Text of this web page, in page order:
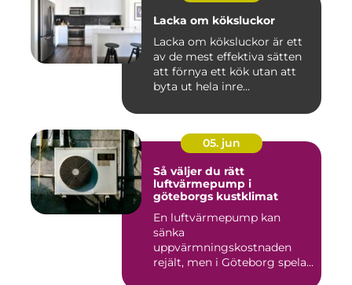
Lacka om köksluckor
Lacka om köksluckor är ett
av de mest effektiva sätten
att förnya ett kök utan att
byta ut hela inre...
05. jun
Så väljer du rätt
luftvärmepump i
göteborgs kustklimat
En luftvärmepump kan
sänka
uppvärmningskostnaden
rejält, men i Göteborg spelar